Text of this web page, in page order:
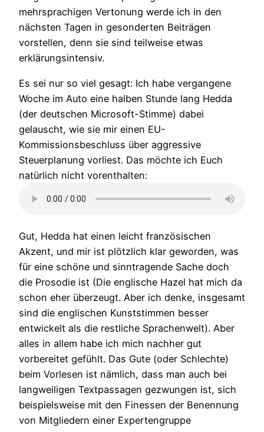
mehrsprachigen Vertonung werde ich in den
nächsten Tagen in gesonderten Beiträgen
vorstellen, denn sie sind teilweise etwas
erklärungsintensiv.
Es sei nur so viel gesagt: Ich habe vergangene
Woche im Auto eine halben Stunde lang Hedda
(der deutschen Microsoft-Stimme) dabei
gelauscht, wie sie mir einen EU-
Kommissionsbeschluss über aggressive
Steuerplanung vorliest. Das möchte ich Euch
natürlich nicht vorenthalten:
Gut, Hedda hat einen leicht französischen
Akzent, und mir ist plötzlich klar geworden, was
für eine schöne und sinntragende Sache doch
die Prosodie ist (Die englische Hazel hat mich da
schon eher überzeugt. Aber ich denke, insgesamt
sind die englischen Kunststimmen besser
entwickelt als die restliche Sprachenwelt). Aber
alles in allem habe ich mich nachher gut
vorbereitet gefühlt. Das Gute (oder Schlechte)
beim Vorlesen ist nämlich, dass man auch bei
langweiligen Textpassagen gezwungen ist, sich
beispielsweise mit den Finessen der Benennung
von Mitgliedern einer Expertengruppe